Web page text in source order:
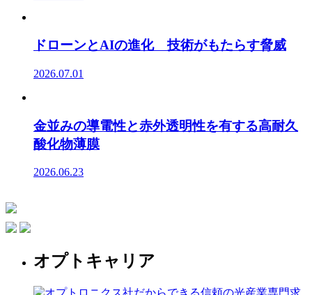
ドローンとAIの進化 技術がもたらす脅威
2026.07.01
金並みの導電性と赤外透明性を有する高耐久
酸化物薄膜
2026.06.23
オプトキャリア